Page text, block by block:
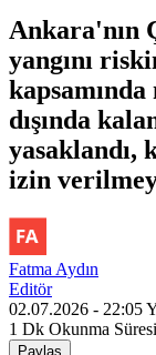
Ankara'nın
yangını
dışında
yasaklandı,
izin
Fatma Aydın
Editör
02.07.2026 - 22:05
1 Dk Okunma Süresi
Paylaş